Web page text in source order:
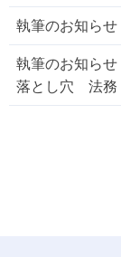
執筆のお知らせ
執筆のお知ら
落とし穴 法務